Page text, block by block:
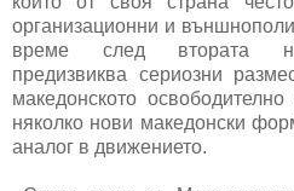
организационни и
време след втората
предизвиква сериозни
македонското
няколко нови македонски
аналог в движението.